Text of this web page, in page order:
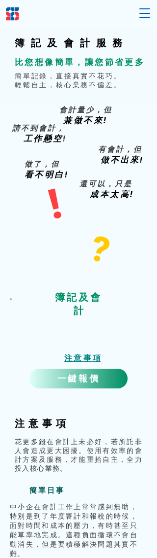
簿記及 會計服務
比您想像簡單，讓您節省更多
簡單記錄，直接真實不花巧。
輕鬆自主，核心業務不偏差。
會計量少，但
兼做不來!
請不到會計，
工作懸空!
?
!
做了，但
看不明白!
還可以，只是
成本太高!
有會計，但
做不出來!
簿記及會
計
​注意事項
一鍵報價
注意事 項
花更多錢在會計上未必好，若所託非
人會造成更大困擾。使用有效率的會
計方案及服務，才能重拾自主，全力
投入核心業務。
簡單日事
中小企在會計工作上常常感到無助，
特別是到了年度審計和報稅的時候，
面對時間和成本的壓力，有時甚至只
能草率地完成。這種負面循環不會自
動消失，但是要積極解決問題其實不
難。